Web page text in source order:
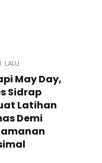
LALU
May Day,
Sidrap
Latihan
Demi